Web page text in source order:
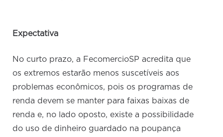
Expectativa
No curto prazo, a FecomercioSP acredita que
os extremos estarão menos suscetíveis aos
problemas econômicos, pois os programas de
renda devem se manter para faixas baixas de
renda e, no lado oposto, existe a possibilidade
do uso de dinheiro guardado na poupança